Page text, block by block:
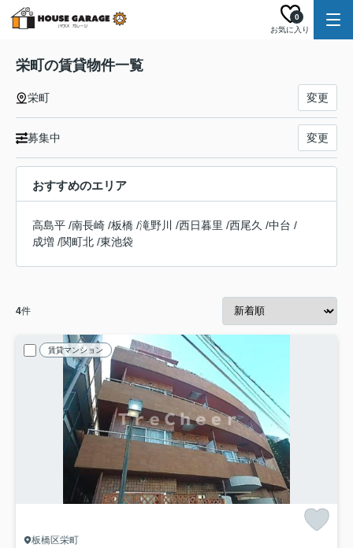
お気に入り
0
栄町の賃貸物件一覧
栄町 変更
募集中 変更
おすすめのエリア
高島平 /南長崎 /板橋 /滝野川 /西日暮里 /西尾久 /中台 /
成増 /関町北 /東池袋
4件
賃貸マンション
板橋区栄町